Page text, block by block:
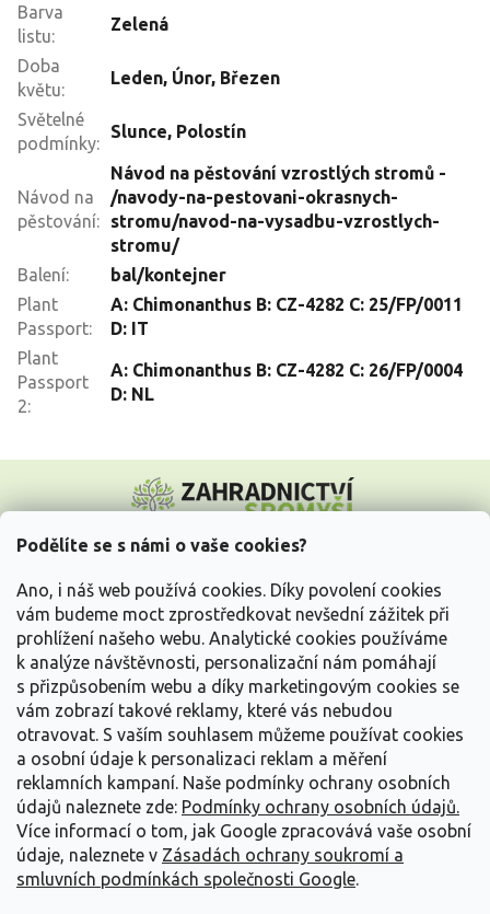
Podělíte se s námi o vaše cookies?
Ano, i náš web používá cookies. Díky povolení cookies
vám budeme moct zprostředkovat nevšední zážitek při
prohlížení našeho webu. Analytické cookies používáme
k analýze návštěvnosti, personalizační nám pomáhají
s přizpůsobením webu a díky marketingovým cookies se
vám zobrazí takové reklamy, které vás nebudou
otravovat. S vaším souhlasem můžeme používat cookies
a osobní údaje k personalizaci reklam a měření
reklamních kampaní. Naše podmínky ochrany osobních
údajů naleznete zde: Podmínky ochrany osobních údajů.
Více informací o tom, jak Google zpracovává vaše osobní
údaje, naleznete v Zásadách ochrany soukromí a
smluvních podmínkách společnosti Google.
Barva
listu:
Zelená
Doba
květu:
Leden, Únor, Březen
Světelné
podmínky:
Slunce, Polostín
Návod na
pěstování:
Návod na pěstování vzrostlých stromů -
/navody-na-pestovani-okrasnych-
stromu/navod-na-vysadbu-vzrostlych-
stromu/
Balení:
bal/kontejner
Plant
Passport:
A: Chimonanthus B: CZ-4282 C: 25/FP/0011
D: IT
Plant
Passport
2:
A: Chimonanthus B: CZ-4282 C: 26/FP/0004
D: NL
p
Vše o nákupu
Informace pro Vás
Kontakujte nás